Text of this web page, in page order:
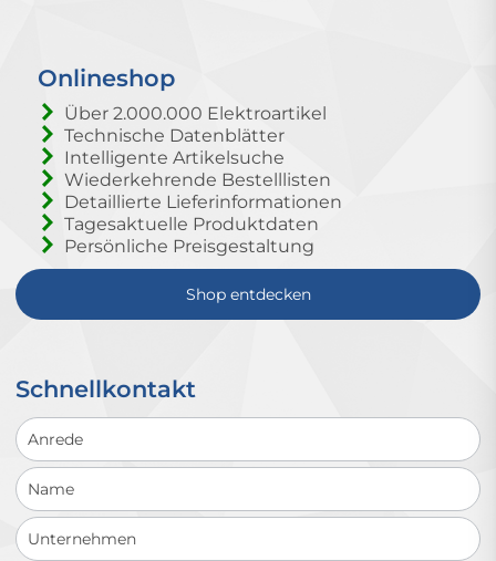
Onlineshop
Über 2.000.000 Elektroartikel
Technische Datenblätter
Intelligente Artikelsuche
Wiederkehrende Bestelllisten
Detaillierte Lieferinformationen
Tagesaktuelle Produktdaten
Persönliche Preisgestaltung
Shop entdecken
Schnellkontakt
Schnellkontakt